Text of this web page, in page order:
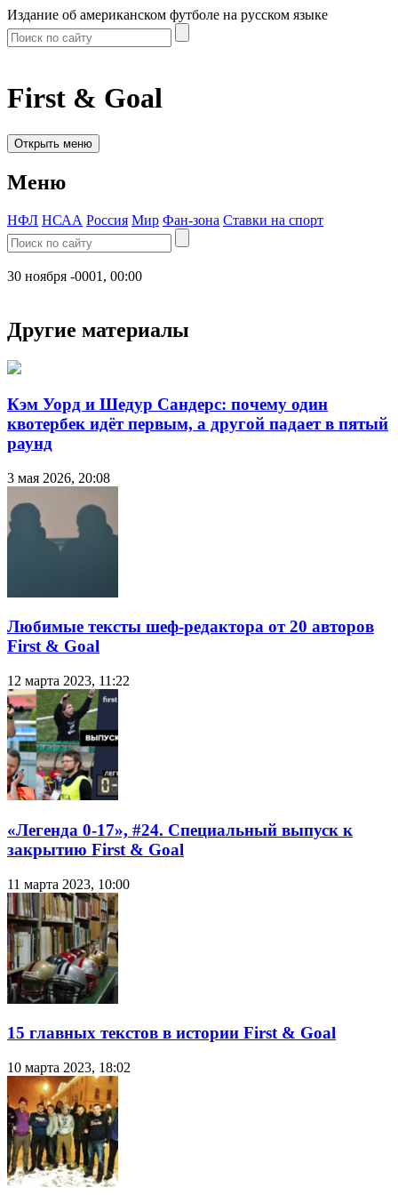
Издание об американском футболе на русском языке
First & Goal
Открыть меню
Меню
НФЛ НСАА Россия Мир Фан-зона Ставки на спорт
30 ноября -0001, 00:00
Другие материалы
Кэм Уорд и Шедур Сандерс: почему один
квотербек идёт первым, а другой падает в пятый
раунд
3 мая 2026, 20:08
Любимые тексты шеф-редактора от 20 авторов
First & Goal
12 марта 2023, 11:22
«Легенда 0-17», #24. Специальный выпуск к
закрытию First & Goal
11 марта 2023, 10:00
15 главных текстов в истории First & Goal
10 марта 2023, 18:02